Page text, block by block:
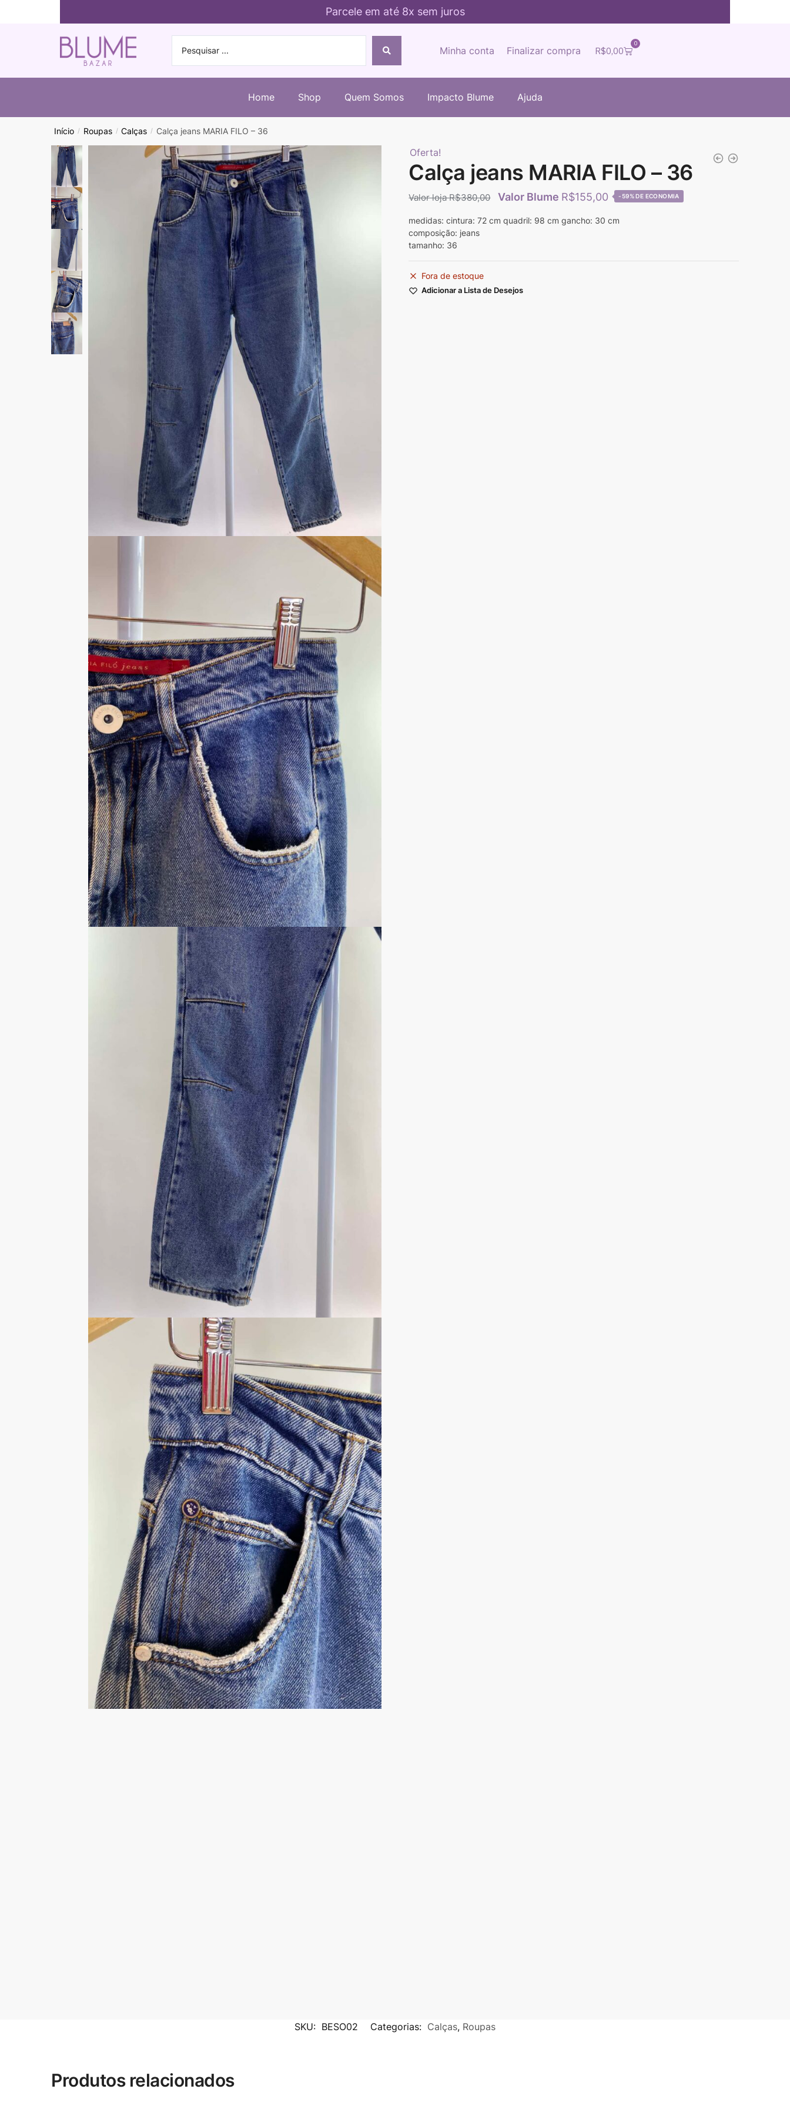
Parcele em até 8x sem juros
R$0,00
0
Minha conta Finalizar compra
Home Shop Quem Somos Impacto Blume Ajuda
Início / Roupas / Calças / Calça jeans MARIA FILO – 36
Oferta!
Calça jeans MARIA FILO – 36
R$380,00 R$155,00 -59%
medidas: cintura: 72 cm quadril: 98 cm gancho: 30 cm
composição: jeans
tamanho: 36
Fora de estoque
Adicionar a Lista de Desejos
SKU: BESO02 Categorias: Calças, Roupas
Produtos relacionados